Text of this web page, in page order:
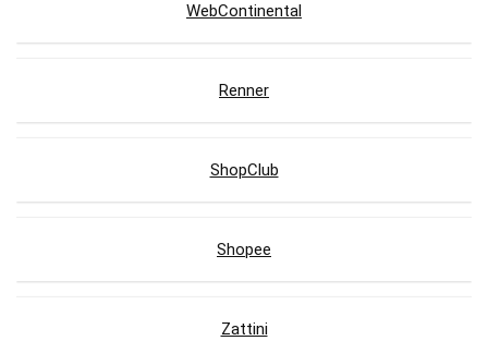
WebContinental
Renner
ShopClub
Shopee
Zattini